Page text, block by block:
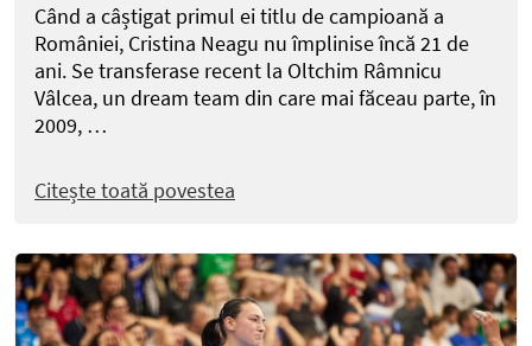
Când a câștigat primul ei titlu de campioană a
României, Cristina Neagu nu împlinise încă 21 de
ani. Se transferase recent la Oltchim Râmnicu
Vâlcea, un dream team din care mai făceau parte, în
2009, …
Citește toată povestea